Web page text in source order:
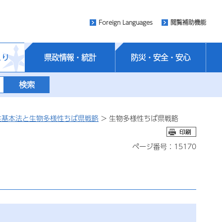
Foreign Languages 閲覧補助機能
県政情報・統計 防災・安全・安心
本法と生物多様性ちば県戦略 > 生物多様性ちば県戦略
ページ番号：15170